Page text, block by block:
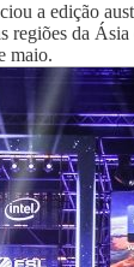
a edição
regiões da
maio.